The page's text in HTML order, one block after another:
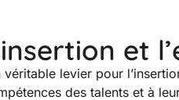
et
véritable levier pour
des talents et à